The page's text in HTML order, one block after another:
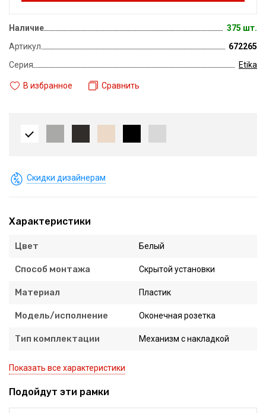
Наличие
375 шт.
Артикул
672265
Серия
Etika
В избранное Сравнить
Скидки дизайнерам
Характеристики
Цвет Белый
Способ монтажа Скрытой установки
Материал Пластик
Модель/исполнение Оконечная розетка
Тип комплектации Механизм с накладкой
Показать все характеристики
Подойдут эти рамки